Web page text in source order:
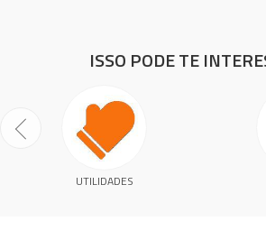
ISSO PODE TE
UTILIDADES